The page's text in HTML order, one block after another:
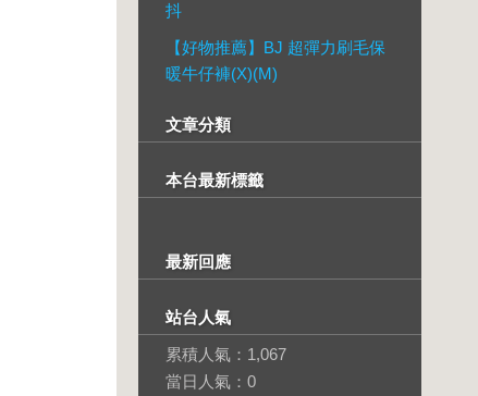
抖
【好物推薦】BJ 超彈力刷毛保
暖牛仔褲(X)(M)
文章分類
本台最新標籤
最新回應
站台人氣
累積人氣： 1,067
當日人氣： 0